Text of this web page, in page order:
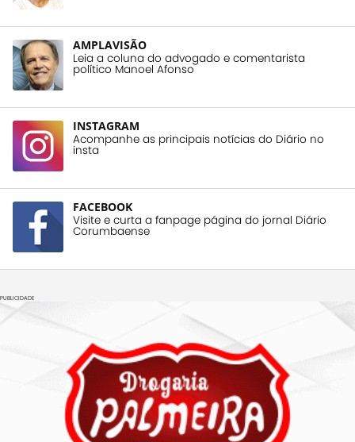
AMPLAVISÃO
Leia a coluna do advogado e comentarista
político Manoel Afonso
INSTAGRAM
Acompanhe as principais notícias do Diário no
insta
FACEBOOK
Visite e curta a fanpage página do jornal Diário
Corumbaense
PUBLICIDADE